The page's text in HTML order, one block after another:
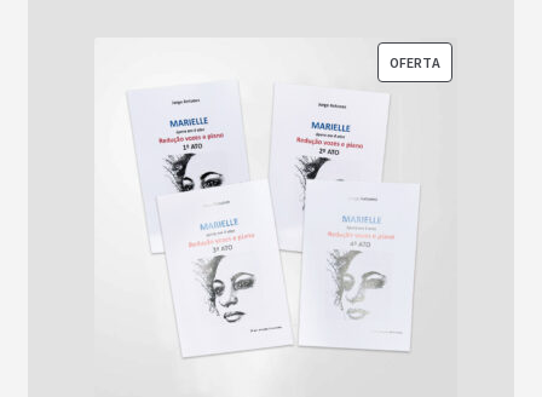
OFERTAPRODUTO